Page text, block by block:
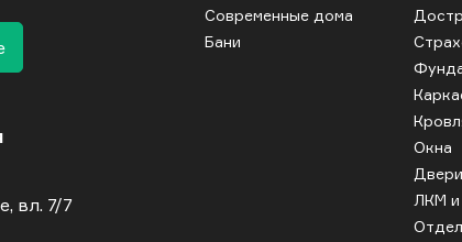
вл. 7/7
Современные дома
Бани
Окна
Двери
ЛКМ и